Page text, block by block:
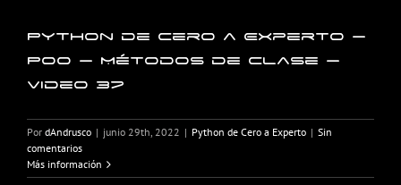
Python de Cero a Experto –
POO – Métodos de clase –
Video 37
Por dAndrusco | junio 29th, 2022 | Python de Cero a Experto | Sin
comentarios
Más información